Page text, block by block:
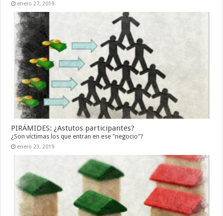
enero 27, 2019
PIRÁMIDES: ¿Astutos participantes?
¿Son víctimas los que entran en ese "negocio"?
enero 23, 2019